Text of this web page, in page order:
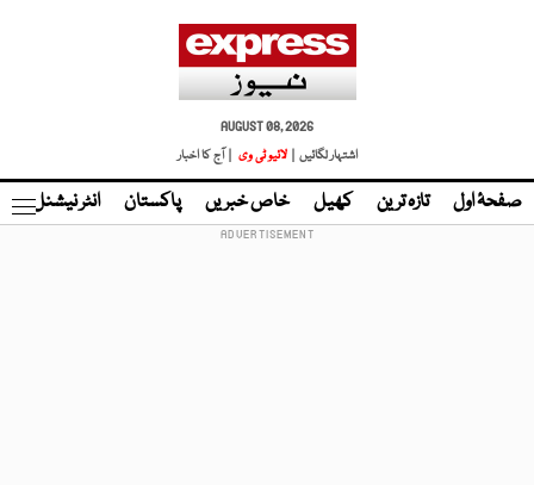
AUGUST 08, 2026
اشتہار لگائیں |
لائیو ٹی وی | آج کا اخبار
صفحۂ اول تازہ ترین کھیل خاص خبریں پاکستان انٹر نیشنل